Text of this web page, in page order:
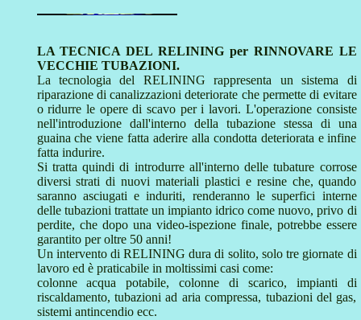
LA TECNICA DEL RELINING per RINNOVARE LE
VECCHIE TUBAZIONI.
La tecnologia del RELINING rappresenta un sistema di
riparazione di canalizzazioni deteriorate che permette di evitare
o ridurre le opere di scavo per i lavori. L'operazione consiste
nell'introduzione dall'interno della tubazione stessa di una
guaina che viene fatta aderire alla condotta deteriorata e infine
fatta indurire.
Si tratta quindi di introdurre all'interno delle tubature corrose
diversi strati di nuovi materiali plastici e resine che, quando
saranno asciugati e induriti, renderanno le superfici interne
delle tubazioni trattate un impianto idrico come nuovo, privo di
perdite, che dopo una video-ispezione finale, potrebbe essere
garantito per oltre 50 anni!
Un intervento di RELINING dura di solito, solo tre giornate di
lavoro ed è praticabile in moltissimi casi come:
colonne acqua potabile, colonne di scarico, impianti di
riscaldamento, tubazioni ad aria compressa, tubazioni del gas,
sistemi antincendio ecc.